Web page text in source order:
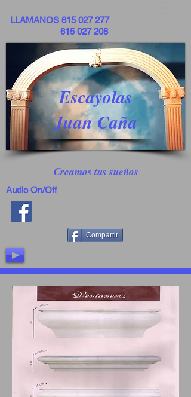
LLAMANOS 615 027 277
615 027 208
Escayolas
Juan Caña
Creamos tus sueños
Audio On/Off
Compartir